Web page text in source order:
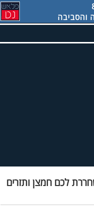
והסביבה
לכם חמצן ותזרים